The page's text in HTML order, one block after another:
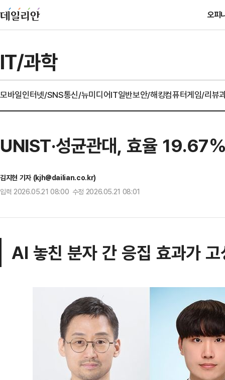
오피
IT/과학
모바일인터넷/SNS통신/뉴미디어IT일반보안/해킹컴퓨터게임/리뷰
UNIST·성균관대, 효율
김지현 기자 (kjh@dailian.co.kr)
입력 2026.05.21 08:00 수정 2026.05.21 08:01
AI 놓친 분자 간 응집 효과가